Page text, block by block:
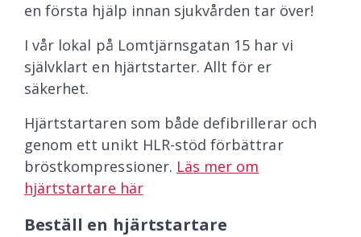
en första hjälp innan sjukvården tar över!
I vår lokal på Lomtjärnsgatan 15 har vi
självklart en hjärtstarter. Allt för er
säkerhet.
Hjärtstartaren som både defibrillerar och
genom ett unikt HLR-stöd förbättrar
bröstkompressioner. Läs mer om
hjärtstartare här
Beställ en hjärtstartare